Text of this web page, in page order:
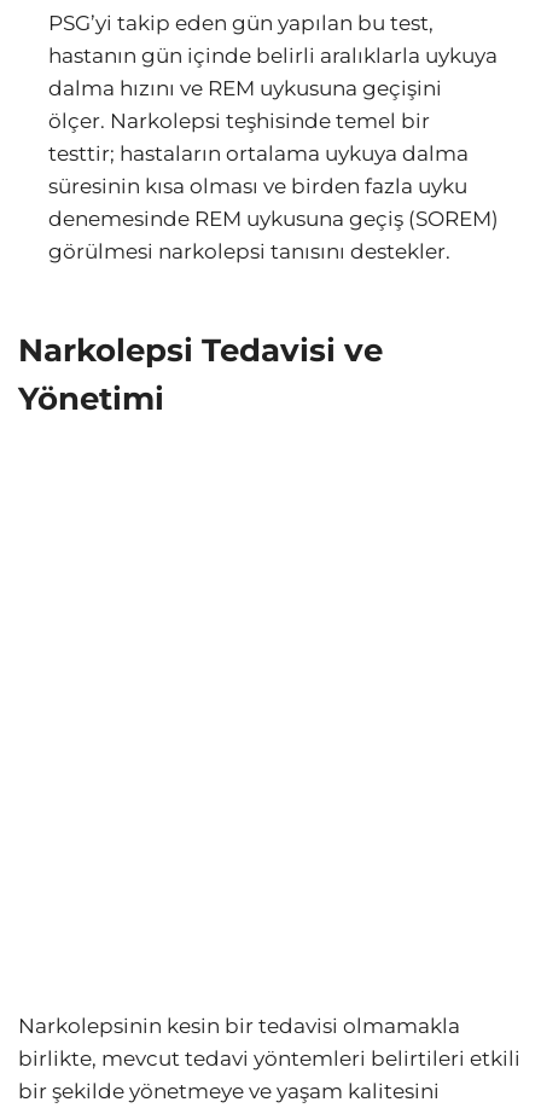
PSG’yi takip eden gün yapılan bu test,
hastanın gün içinde belirli aralıklarla uykuya
dalma hızını ve REM uykusuna geçişini
ölçer. Narkolepsi teşhisinde temel bir
testtir; hastaların ortalama uykuya dalma
süresinin kısa olması ve birden fazla uyku
denemesinde REM uykusuna geçiş (SOREM)
görülmesi narkolepsi tanısını destekler.
Narkolepsi Tedavisi ve
Yönetimi
Narkolepsinin kesin bir tedavisi olmamakla
birlikte, mevcut tedavi yöntemleri belirtileri etkili
bir şekilde yönetmeye ve yaşam kalitesini